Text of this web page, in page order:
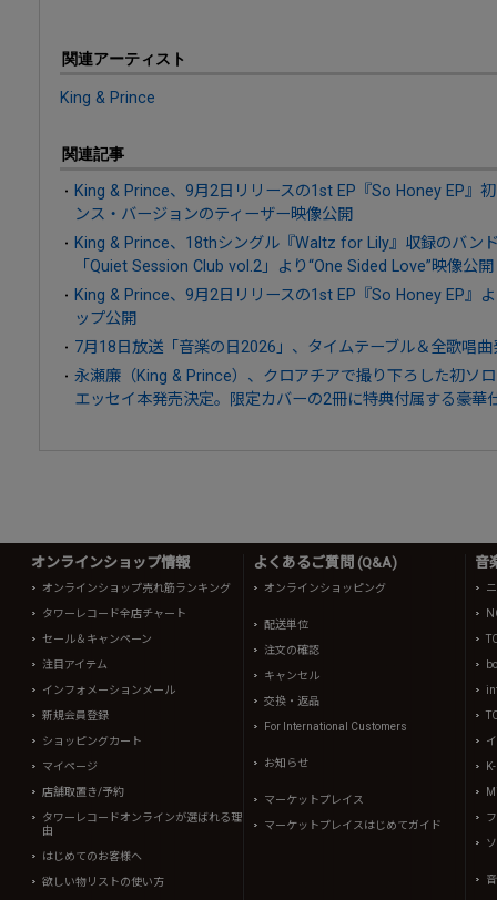
関連アーティスト
King & Prince
関連記事
King & Prince、9月2日リリースの1st EP『So Honey EP』
ンス・バージョンのティーザー映像公開
King & Prince、18thシングル『Waltz for Lily』収録のバン
「Quiet Session Club vol.2」より“One Sided Love”映像公開
King & Prince、9月2日リリースの1st EP『So Honey EP』
ップ公開
7月18日放送「音楽の日2026」、タイムテーブル＆全歌唱曲
永瀬廉（King & Prince）、クロアチアで撮り下ろした初ソ
エッセイ本発売決定。限定カバーの2冊に特典付属する豪華
オンラインショップ情報
オンラインショップ売れ筋ランキング
タワーレコード全店チャート
セール＆キャンペーン
注目アイテム
インフォメーションメール
新規会員登録
ショッピングカート
マイページ
店舗取置き/予約
タワーレコードオンラインが選ばれる理
由
はじめてのお客様へ
欲しい物リストの使い方
よくあるご質問 (Q&A)
オンラインショッピング
配送単位
注文の確認
キャンセル
交換・返品
For International Customers
お知らせ
マーケットプレイス
マーケットプレイスはじめてガイド
音